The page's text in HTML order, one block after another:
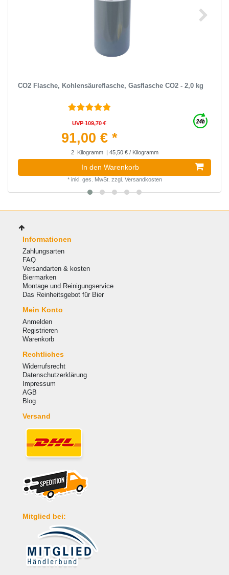
CO2 Flasche, Kohlensäureflasche, Gasflasche CO2 - 2,0 kg
UVP 109,70 €
91,00 € *
2 Kilogramm | 45,50 € / Kilogramm
In den Warenkorb
* inkl. ges. MwSt. zzgl. Versandkosten
Informationen
Zahlungsarten
FAQ
Versandarten & kosten
Biermarken
Montage und Reinigungservice
Das Reinheitsgebot für Bier
Mein Konto
Anmelden
Registrieren
Warenkorb
Rechtliches
Widerrufsrecht
Datenschutzerklärung
Impressum
AGB
Blog
Versand
Mitglied bei: